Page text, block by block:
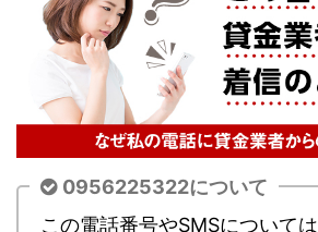
0956225322について
この電話番号やSMSについては